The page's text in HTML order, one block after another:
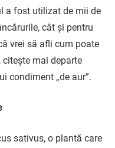
a fost utilizat de mii de
cât și pentru
vrei să afli cum poate
mai departe
condiment „de aur”.
sativus, o plantă care